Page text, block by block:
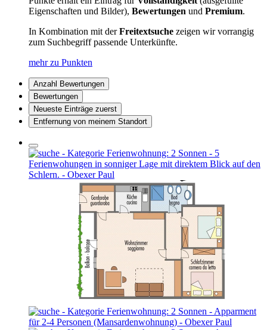
Eigenschaften und Bilder), Bewertungen und Premium.
In Kombination mit derFreitextsuche zeigen wir vorrangig
zum Suchbegriff passende Unterkünfte.
mehr zu Punkten
Anzahl Bewertungen
Bewertungen
Neueste Einträge zuerst
Entfernung von meinem Standort